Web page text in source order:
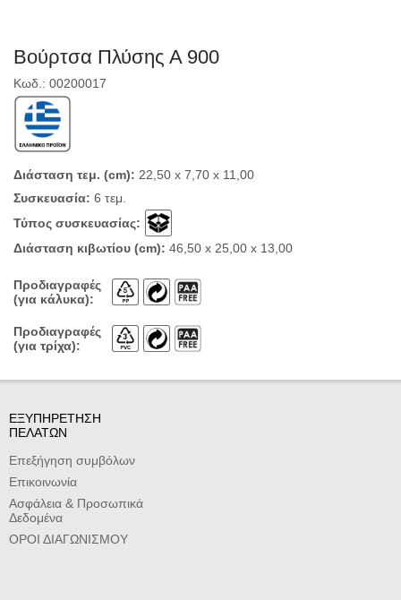
Βούρτσα Πλύσης Α 900
Κωδ.: 00200017
Διάσταση τεμ. (cm): 22,50 x 7,70 x 11,00
Συσκευασία: 6 τεμ.
Τύπος συσκευασίας:
Διάσταση κιβωτίου (cm): 46,50 x 25,00 x 13,00
Προδιαγραφές
(για κάλυκα):
Προδιαγραφές
(για τρίχα):
ΕΞΥΠΗΡΕΤΗΣΗ
ΠΕΛΑΤΩΝ
Επεξήγηση συμβόλων
Επικοινωνία
Ασφάλεια & Προσωπικά
Δεδομένα
ΟΡΟΙ ΔΙΑΓΩΝΙΣΜΟΥ